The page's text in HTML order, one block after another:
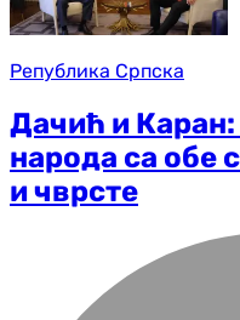
Република Српска
Дачић и Каран:
народа са обе
и чврсте